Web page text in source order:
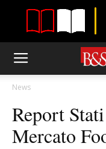
News
Report
Mercato